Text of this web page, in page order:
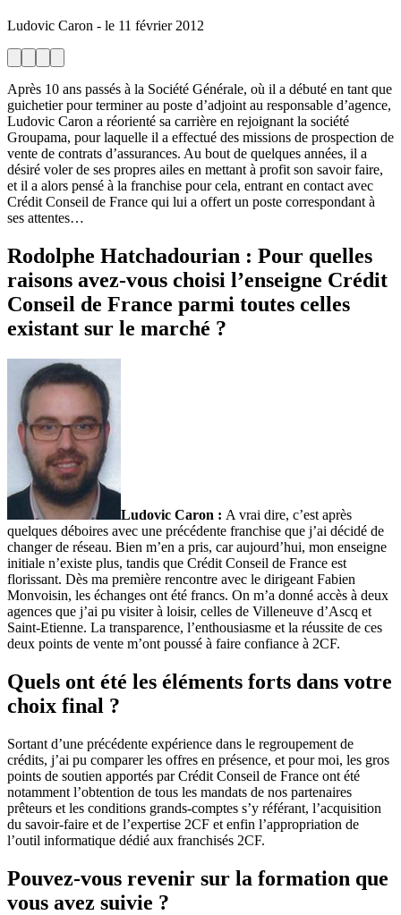
Ludovic Caron - le 11 février 2012
Après 10 ans passés à la Société Générale, où il a débuté en tant que
guichetier pour terminer au poste d’adjoint au responsable d’agence,
Ludovic Caron a réorienté sa carrière en rejoignant la société
Groupama, pour laquelle il a effectué des missions de prospection de
vente de contrats d’assurances. Au bout de quelques années, il a
désiré voler de ses propres ailes en mettant à profit son savoir faire,
et il a alors pensé à la franchise pour cela, entrant en contact avec
Crédit Conseil de France qui lui a offert un poste correspondant à
ses attentes…
Rodolphe Hatchadourian : Pour quelles
raisons avez-vous choisi l’enseigne Crédit
Conseil de France parmi toutes celles
existant sur le marché ?
Ludovic Caron : A vrai dire, c’est après
quelques déboires avec une précédente franchise que j’ai décidé de
changer de réseau. Bien m’en a pris, car aujourd’hui, mon enseigne
initiale n’existe plus, tandis que Crédit Conseil de France est
florissant. Dès ma première rencontre avec le dirigeant Fabien
Monvoisin, les échanges ont été francs. On m’a donné accès à deux
agences que j’ai pu visiter à loisir, celles de Villeneuve d’Ascq et
Saint-Etienne. La transparence, l’enthousiasme et la réussite de ces
deux points de vente m’ont poussé à faire confiance à 2CF.
Quels ont été les éléments forts dans votre
choix final ?
Sortant d’une précédente expérience dans le regroupement de
crédits, j’ai pu comparer les offres en présence, et pour moi, les gros
points de soutien apportés par Crédit Conseil de France ont été
notamment l’obtention de tous les mandats de nos partenaires
prêteurs et les conditions grands-comptes s’y référant, l’acquisition
du savoir-faire et de l’expertise 2CF et enfin l’appropriation de
l’outil informatique dédié aux franchisés 2CF.
Pouvez-vous revenir sur la formation que
vous avez suivie ?